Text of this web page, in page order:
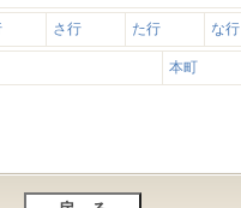
さ行 た行 な行
本町